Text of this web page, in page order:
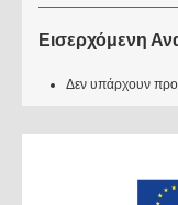
Εισερχόμενη
Δεν υπάρχουν